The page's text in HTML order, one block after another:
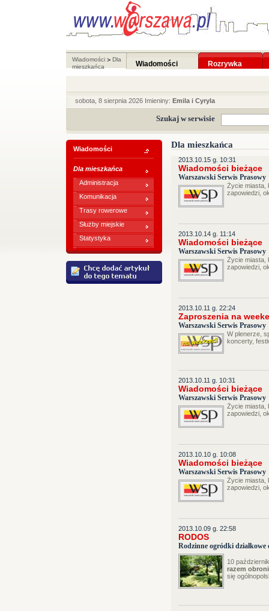
Wiadomości Rozrywka
Wiadomości > Dla
mieszkańca
sobota, 8 sierpnia 2026 Imieniny: Emila i Cyryla
Szukaj w serwisie
Wiadomości
Dla mieszkańca
Administracja
Komunikacja
Trasy rowerowe
Służby miejskie
Statystyka
Dla mieszkańca
2013.10.15 g. 10:31
Wiadomości bieżące
Warszawski Serwis Prasowy
Życie miasta,
zapowiedzi,
2013.10.14 g. 11:14
Wiadomości bieżące
Warszawski Serwis Prasowy
Życie miasta,
zapowiedzi,
2013.10.11 g. 22:24
Zaproszenia na
Warszawski Serwis Prasowy
W plenerze,
koncerty,
2013.10.11 g. 10:31
Wiadomości bieżące
Warszawski Serwis Prasowy
Życie miasta,
zapowiedzi,
2013.10.10 g. 10:08
Wiadomości bieżące
Warszawski Serwis Prasowy
Życie miasta,
zapowiedzi,
2013.10.09 g. 22:58
RODOS
Rodzinne ogródki działkowe
10
razem
się